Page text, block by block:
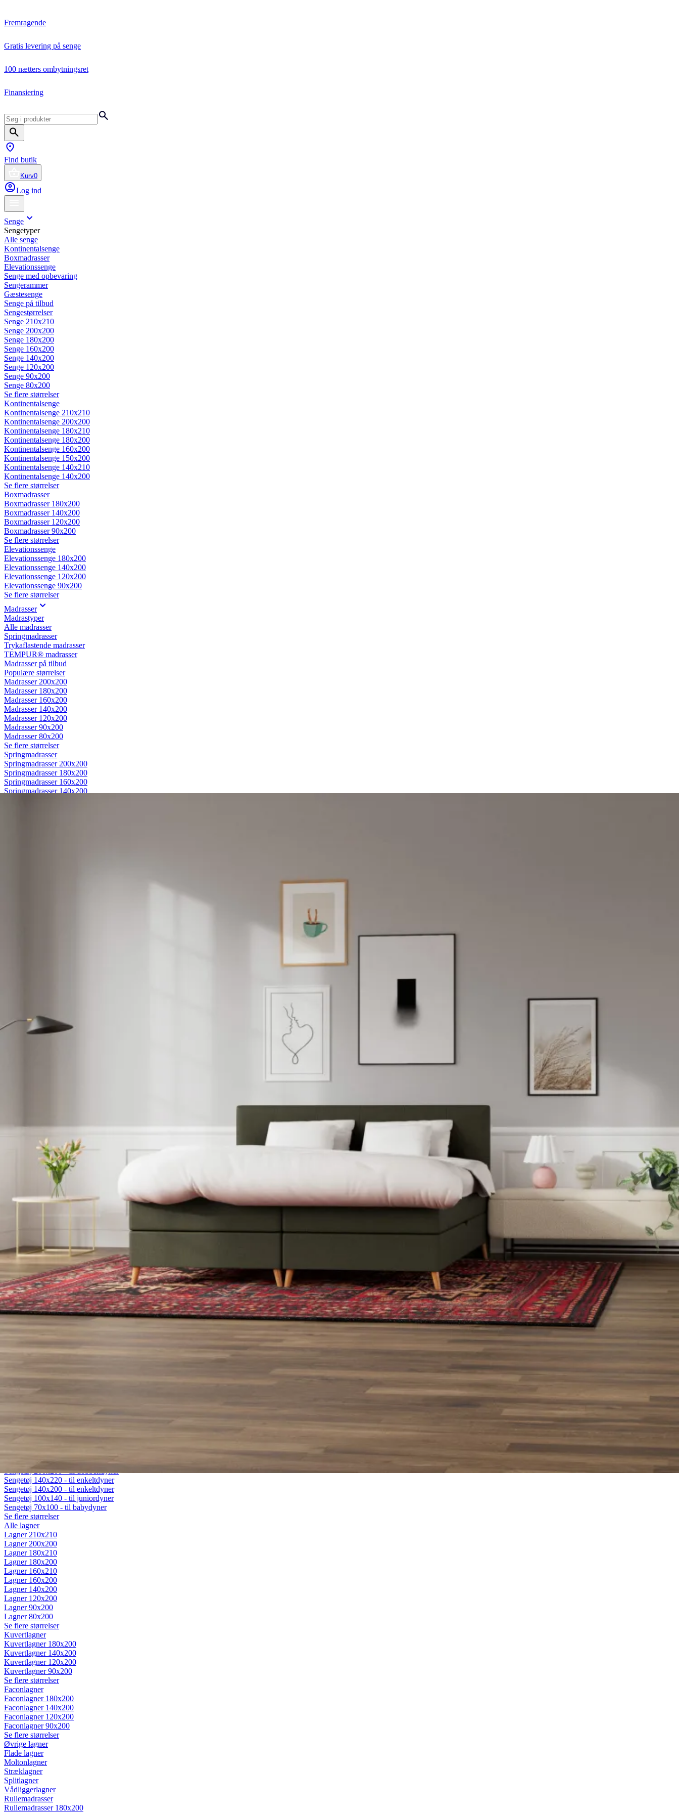
Fremragende
Gratis levering på senge
100 nætters ombytningsret
Finansiering
Find butik
Kurv0
Log ind
Senge
Sengetyper
Alle senge
Kontinentalsenge
Boxmadrasser
Elevationssenge
Senge med opbevaring
Sengerammer
Gæstesenge
Senge på tilbud
Sengestørrelser
Senge 210x210
Senge 200x200
Senge 180x200
Senge 160x200
Senge 140x200
Senge 120x200
Senge 90x200
Senge 80x200
Se flere størrelser
Kontinentalsenge
Kontinentalsenge 210x210
Kontinentalsenge 200x200
Kontinentalsenge 180x210
Kontinentalsenge 180x200
Kontinentalsenge 160x200
Kontinentalsenge 150x200
Kontinentalsenge 140x210
Kontinentalsenge 140x200
Se flere størrelser
Boxmadrasser
Boxmadrasser 180x200
Boxmadrasser 140x200
Boxmadrasser 120x200
Boxmadrasser 90x200
Se flere størrelser
Elevationssenge
Elevationssenge 180x200
Elevationssenge 140x200
Elevationssenge 120x200
Elevationssenge 90x200
Se flere størrelser
Madrasser
Madrastyper
Alle madrasser
Springmadrasser
Trykaflastende madrasser
TEMPUR® madrasser
Madrasser på tilbud
Populære størrelser
Madrasser 200x200
Madrasser 180x200
Madrasser 160x200
Madrasser 140x200
Madrasser 120x200
Madrasser 90x200
Madrasser 80x200
Se flere størrelser
Springmadrasser
Springmadrasser 200x200
Springmadrasser 180x200
Springmadrasser 160x200
Springmadrasser 140x200
Topmadrasser 180x200
Topmadrasser 160x200
Topmadrasser 140x200
Latex topmadrasser 80x200
Se flere størrelser
Memoryskum topmadrasser
Memoryskum topmadrasser 180x210
Memoryskum topmadrasser 180x200
Memoryskum topmadrasser 160x200
Memoryskum topmadrasser 140x200
Memoryskum topmadrasser 120x200
Dyner
Dyne størrelser
Dobbeltdyner - 200x220
Enkeltdyner - 140x220
Enkeltdyner - 140x200
Juniordyner - 100x140
Babydyner - 70x100
Se flere størrelser
Dyne fyldtyper
Dundyner
Gåsedunsdyner
Temperaturregulerende dyner
Sommerdyner (Sval)
Vinterdyner (Varm)
Alt sengetøj
Sengetøj 200x220 - til dobbeltdyner
Sengetøj 200x200 - til dobbeltdyner
Sengetøj 140x220 - til enkeltdyner
Sengetøj 140x200 - til enkeltdyner
Sengetøj 100x140 - til juniordyner
Sengetøj 70x100 - til babydyner
Se flere størrelser
Alle lagner
Lagner 210x210
Lagner 200x200
Lagner 180x210
Lagner 180x200
Lagner 160x210
Lagner 160x200
Lagner 140x200
Lagner 120x200
Lagner 90x200
Lagner 80x200
Se flere størrelser
Kuvertlagner
Kuvertlagner 180x200
Kuvertlagner 140x200
Kuvertlagner 120x200
Kuvertlagner 90x200
Se flere størrelser
Faconlagner
Faconlagner 180x200
Faconlagner 140x200
Faconlagner 120x200
Faconlagner 90x200
Se flere størrelser
Øvrige lagner
Flade lagner
Moltonlagner
Stræklagner
Splitlagner
Vådliggerlagner
Rullemadrasser
Rullemadrasser 180x200